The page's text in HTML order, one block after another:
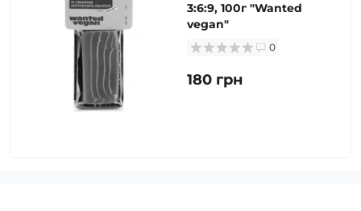
3:6:9, 100г "Wanted
vegan"
0
180 грн